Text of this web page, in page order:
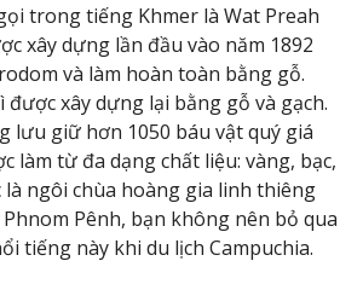
trong tiếng Khmer là Wat Preah
xây dựng lần đầu vào năm 1892
và làm hoàn toàn bằng gỗ.
xây dựng lại bằng gỗ và gạch.
lưu giữ hơn 1050 báu vật quý giá
làm từ đa dạng chất liệu: vàng, bạc,
là ngôi chùa hoàng gia linh thiêng
Pênh, bạn không nên bỏ qua
tiếng này khi du lịch Campuchia.